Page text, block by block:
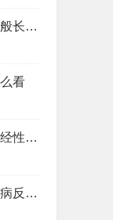
体癣是牛皮癣 牛皮癣一般长在身体哪个部位
看
神经性皮炎跟牛皮癣 神经性皮炎跟牛皮癣哪个好治
银屑病一直上小号 银屑病反复出小疹子怎么办好